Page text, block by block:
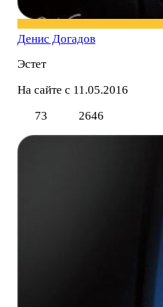
Денис Догадов
Эстет
На сайте с 11.05.2016
73
2646